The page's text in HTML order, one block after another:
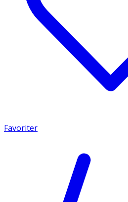
Favoriter